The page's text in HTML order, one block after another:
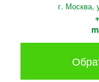
г. Москва,